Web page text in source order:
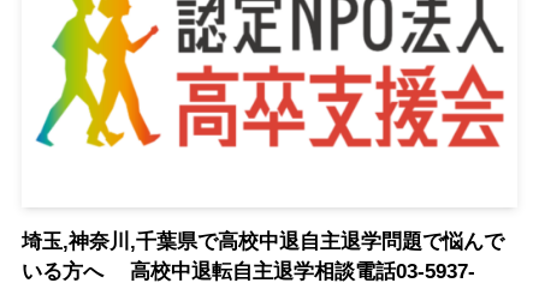
埼玉,神奈川,千葉県で高校中退自主退学問題で悩んで
いる方へ 高校中退転自主退学相談電話03-5937-